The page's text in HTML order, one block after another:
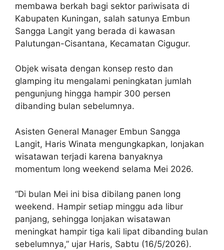
membawa berkah bagi sektor pariwisata di
Kabupaten Kuningan, salah satunya Embun
Sangga Langit yang berada di kawasan
Palutungan-Cisantana, Kecamatan Cigugur.
Objek wisata dengan konsep resto dan
glamping itu mengalami peningkatan jumlah
pengunjung hingga hampir 300 persen
dibanding bulan sebelumnya.
Asisten General Manager Embun Sangga
Langit, Haris Winata mengungkapkan, lonjakan
wisatawan terjadi karena banyaknya
momentum long weekend selama Mei 2026.
“Di bulan Mei ini bisa dibilang panen long
weekend. Hampir setiap minggu ada libur
panjang, sehingga lonjakan wisatawan
meningkat hampir tiga kali lipat dibanding bulan
sebelumnya,” ujar Haris, Sabtu (16/5/2026).